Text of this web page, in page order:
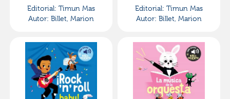
Editorial: Timun Mas
Autor: Billet, Marion
Editorial: Timun Mas
Autor: Billet, Marion